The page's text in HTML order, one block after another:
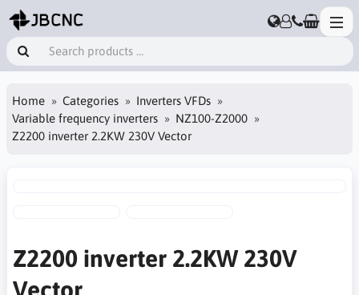
Home Categories
Inverters VFDs
Variable frequency inverters
NZ100-Z2000
Z2200 inverter 2.2KW 230V Vector
Z2200 inverter 2.2KW 230V
Vector